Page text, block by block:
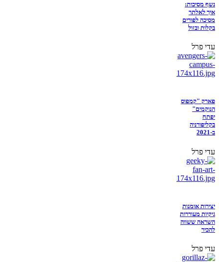
נשף מסיכות:
איך לאלתר
מסיכה לפורים
בקלות ובזול
עדי פרל
פארק "קמפוס
הנוקמים"
יפתח
בקליפורניה
ב-2021
עדי פרל
יצירות אומנות
גיקיות מעוררות
השראה ששווה
להכיר
עדי פרל